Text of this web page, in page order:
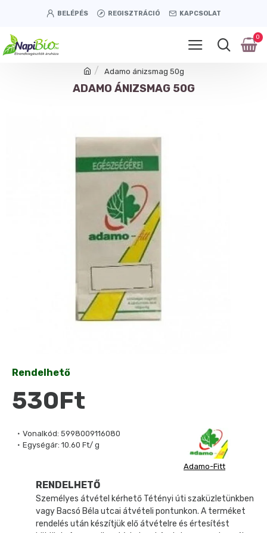
BELÉPÉS REGISZTRÁCIÓ KAPCSOLAT
0
Adamo ánizsmag 50g
ADAMO ÁNIZSMAG 50G
Vonalkód: 5998009116080
Egységár: 10.60 Ft/ g
Adamo-Fitt
Rendelhető
530Ft
RENDELHETŐ
Személyes átvétel kérhető Tétényi úti szaküzletünkben
vagy Bacsó Béla utcai átvételi pontunkon. A terméket
rendelés után készítjük elő átvételre és értesítést